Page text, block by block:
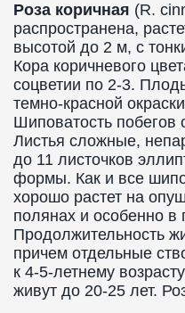
Роза коричная (R.
распространена,
высотой до 2 м, с
Кора коричневого
соцветии по 2-3.
темно-красной
Шиповатость побегов
Листья сложные,
до 11 листочков
формы. Как и все
хорошо растет на
полянах и особенно в
Продолжительность
причем отдельные
к 4-5-летнему
живут до 20-25 лет.